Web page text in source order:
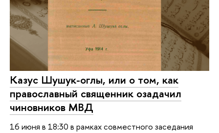
Казус Шушук-оглы, или о том, как
православный священник озадачил
чиновников МВД
16 июня в 18:30 в рамках совместного заседания